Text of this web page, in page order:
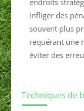
infliger des
souvent plus
requérant une
éviter des
Techniques de